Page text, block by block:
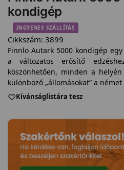
kondigép
INGYENES SZÁLLÍTÁS
Cikkszám: 3899
Finnlo Autark 5000 kondigép
a változatos erősítő
köszönhetően, minden a
különböző „állomásokat” a
Kívánságlistára tesz